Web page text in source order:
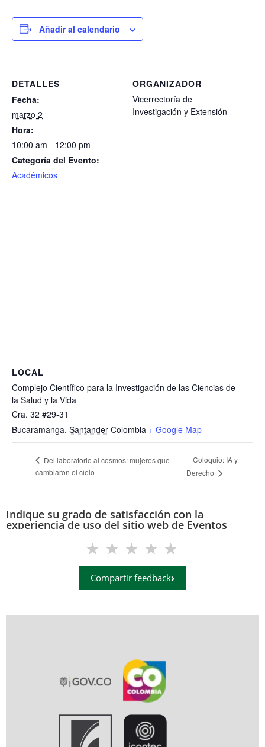
Añadir al calendario
DETALLES
Fecha:
marzo 2
Hora:
10:00 am - 12:00 pm
Categoría del Evento:
Académicos
ORGANIZADOR
Vicerrectoría de
Investigación y Extensión
LOCAL
Complejo Científico para la Investigación de las Ciencias de
la Salud y la Vida
Cra. 32 #29-31
Bucaramanga, Santander Colombia + Google Map
Del laboratorio al cosmos: mujeres que
cambiaron el cielo
Coloquio: IA y
Derecho
Indique su grado de satisfacción con la
experiencia de uso del sitio web de Eventos